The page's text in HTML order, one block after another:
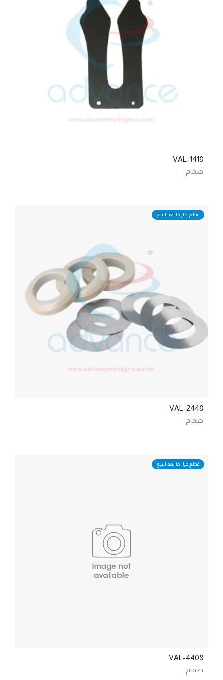
VAL-1418
صمام
قطع غيار ما بعد البيع
VAL-2448
صمام
قطع غيار ما بعد البيع
VAL-4408
صمام